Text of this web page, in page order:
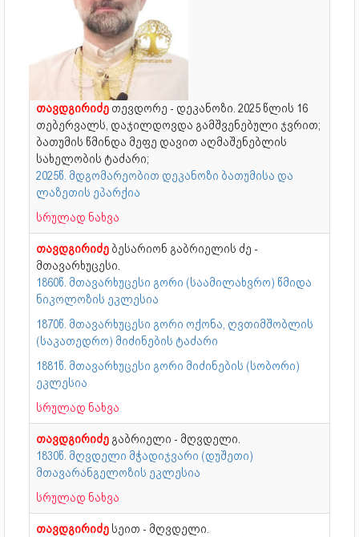
თავდგირიძე თევდორე - დეკანოზი. 2025 წლის 16
თებერვალს, დაჯილდოვდა გამშვენებული ჯვრით;
ბათუმის წმინდა მეფე დავით აღმაშენებლის
სახელობის ტაძარი;
2025წ. მდგომარეობით დეკანოზი ბათუმისა და
ლაზეთის ეპარქია
სრულად ნახვა
თავდგირიძე ბესარიონ გაბრიელის ძე -
მთავარხუცესი.
1860წ. მთავარხუცესი გორი (საამილახვრო) წმიდა
ნიკოლოზის ეკლესია
1870წ. მთავარხუცესი გორი ოქონა, ღვთიმშობლის
(საკათედრო) მიძინების ტაძარი
1881წ. მთავარხუცესი გორი მიძინების (სობორი)
ეკლესია
სრულად ნახვა
თავდგირიძე გაბრიელი - მღვდელი.
1830წ. მღვდელი მჭადიჯვარი (დუშეთი)
მთავარანგელოზის ეკლესია
სრულად ნახვა
თავდგირიძე სეით - მღვდელი.